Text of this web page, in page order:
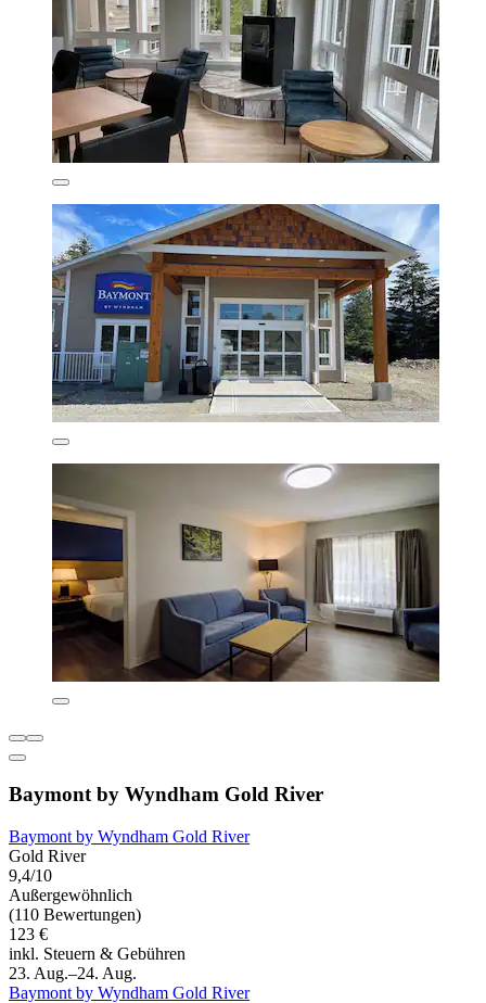
Baymont by Wyndham Gold River
Baymont by Wyndham Gold River
Gold River
9,4/10
Außergewöhnlich
(110 Bewertungen)
123 €
inkl. Steuern & Gebühren
23. Aug.–24. Aug.
Baymont by Wyndham Gold River